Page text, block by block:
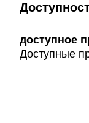
доступное
Доступные